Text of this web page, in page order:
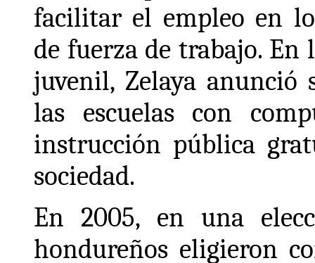
facilitar el empleo en
de fuerza de trabajo.
juvenil, Zelaya
las escuelas con
instrucción pública
sociedad.
En 2005, en una
hondureños eligieron